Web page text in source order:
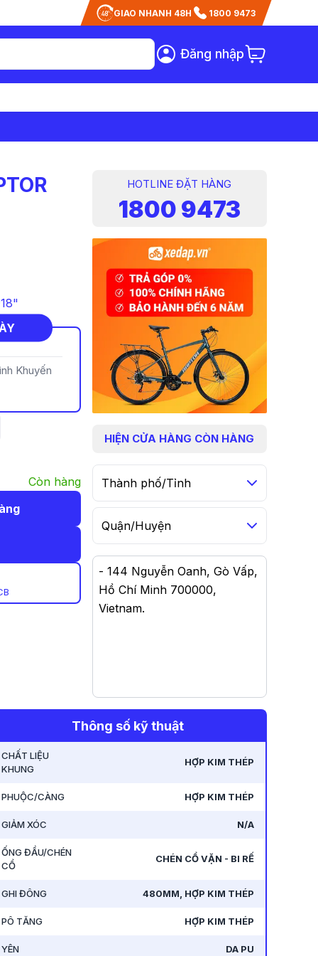
GIAO NHANH 48H 1800 9473
Đăng nhập
Khuyến
Còn hàng
HOTLINE ĐẶT HÀNG
1800 9473
HIỆN CỬA HÀNG CÒN HÀNG
Thành phố/Tỉnh
Quận/Huyện
- 144 Nguyễn Oanh, Gò Vấp,
Hồ Chí Minh 700000,
Vietnam.
Thông số kỹ thuật
CHẤT LIỆU
KHUNG
HỢP KIM THÉP
PHUỘC/CÀNG HỢP KIM THÉP
GIẢM XÓC N/A
ỐNG ĐẦU/CHÉN
CỔ
CHÉN CỔ VẶN - BI RẾ
GHI ĐÔNG 480MM, HỢP KIM THÉP
PÔ TĂNG HỢP KIM THÉP
YÊN DA PU